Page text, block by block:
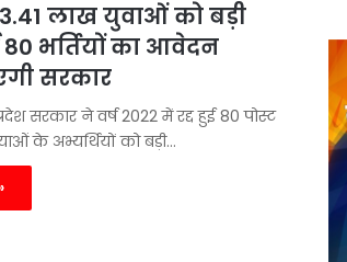
लाख युवाओं को बड़ी
80 भर्तियों का आवेदन
सरकार
सरकार ने वर्ष 2022 में रद्द हुई 80 पोस्ट
के अभ्यर्थियों को बड़ी…